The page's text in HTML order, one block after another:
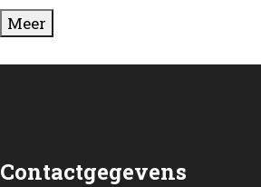
Meer
Contactgegevens